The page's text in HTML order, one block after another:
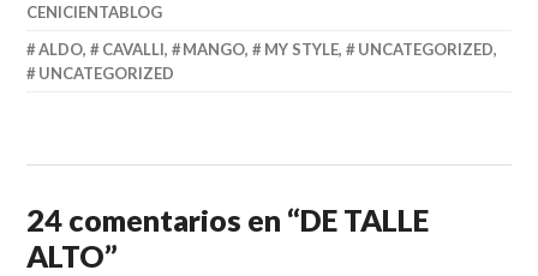
CENICIENTABLOG
ALDO, CAVALLI, MANGO, MY STYLE, UNCATEGORIZED,
UNCATEGORIZED
24 comentarios en “DE TALLE
ALTO”